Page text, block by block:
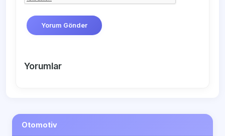
Yorum Gönder
Yorumlar
Otomotiv